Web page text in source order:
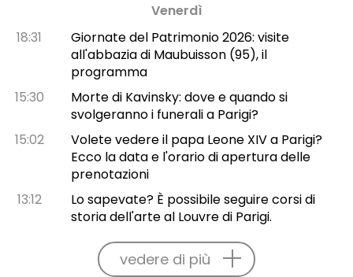
Venerdì
18:31
Giornate del Patrimonio 2026: visite
all'abbazia di Maubuisson (95), il
programma
15:30
Morte di Kavinsky: dove e quando si
svolgeranno i funerali a Parigi?
15:02
Volete vedere il papa Leone XIV a Parigi?
Ecco la data e l'orario di apertura delle
prenotazioni
13:12
Lo sapevate? È possibile seguire corsi di
storia dell'arte al Louvre di Parigi.
vedere di più